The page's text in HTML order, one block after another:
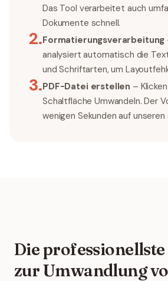
Das Tool verarbeitet auch
Dokumente schnell.
2.Formatierungsverarbeitung
analysiert automatisch die
und Schriftarten, um
3.PDF-Datei erstellen –
Schaltfläche Umwandeln. Der
wenigen Sekunden auf
Die
zur Umwandlung